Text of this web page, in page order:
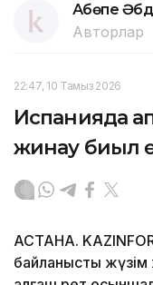
Ақбөпе
Авторлар
22:47, 10 Тамыз 2026
Испанияда
жинау биыл
АСТАНА.
байланысты